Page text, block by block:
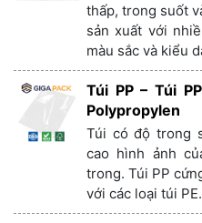
thấp, trong suốt
sản xuất với
màu sắc và kiểu
Túi PP – Túi
Polypropylen
Túi có độ trong
cao hình ảnh
trong. Túi PP
với các loại túi PE.